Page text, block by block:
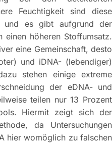
Feuchtigkeit sind diese
und es gibt aufgrund der
einen höheren Stoffumsatz.
eine Gemeinschaft, desto
und iDNA- (lebendiger)
stehen einige extreme
der eDNA- und
teilen nur 13 Prozent
Hiermit zeigt sich der
da Untersuchungen
hier womöglich zu falschen